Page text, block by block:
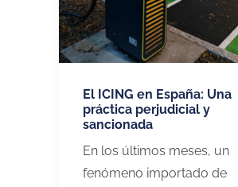
El ICING en España: Una
práctica perjudicial y
sancionada
En los últimos meses, un
fenómeno importado de